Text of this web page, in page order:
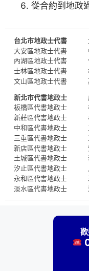
從合約到地政
台北市地政士代書
大安區地政士代書
內湖區地政士代書
士林區地政士代書
文山區地政士代書
新北市代書地政士
板橋區代書地政士
新莊區代書地政士
中和區代書地政士
三重區代書地政士
新店區代書地政士
土城區代書地政士
汐止區代書地政士
永和區代書地政士
淡水區代書地政士